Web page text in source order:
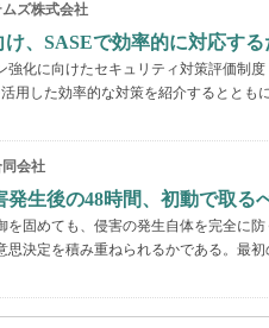
ズ株式会社
、SASEで効率的に対応する
化に向けたセキュリティ対策評価制
用した効率的な対策を紹介するととも
会社
生後の48時間、初動で取る
固めても、侵害の発生自体を完全に
決定を積み重ねられるかである。最